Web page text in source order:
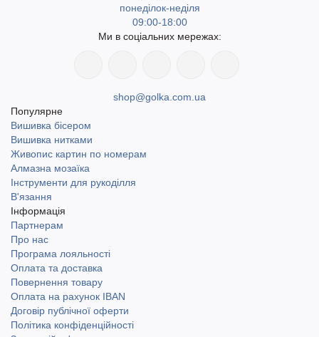
понеділок-неділя
09:00-18:00
Ми в соціальних мережах:
shop@golka.com.ua
Популярне
Вишивка бісером
Вишивка нитками
Живопис картин по номерам
Алмазна мозаїка
Інструменти для рукоділля
В'язання
Інформація
Партнерам
Про нас
Програма лояльності
Оплата та доставка
Повернення товару
Оплата на рахунок IBAN
Договір публічної оферти
Політика конфіденційності